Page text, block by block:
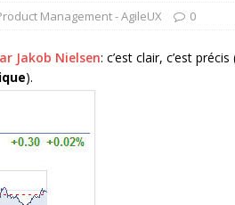
Management - AgileUX 0
Jakob Nielsen: c’est clair, c’est
).